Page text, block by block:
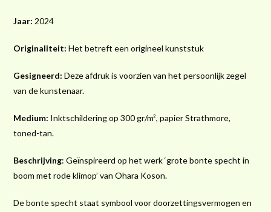
Jaar: 2024
Originaliteit:Het betreft een origineel kunststuk
Gesigneerd:Deze afdruk is voorzien van het persoonlijk zegel
van de kunstenaar.
Medium: Inktschildering op 300 gr/m², papier Strathmore,
toned-tan.
Beschrijving: Geïnspireerd op het werk ‘grote bonte specht in
boom met rode klimop’ van Ohara Koson.
De bonte specht staat symbool voor doorzettingsvermogen en